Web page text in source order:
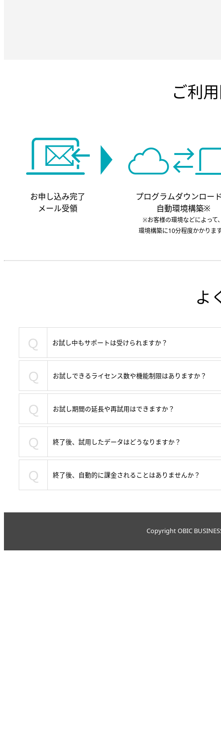
ご利
お申し込み完了
メール受領
プログラムダウンロー
自動環境構築※
※お客様の環境などによって
環境構築に10分程度かかりま
よ
Ｑ お試し中もサポートは受けられますか？
Ｑ お試しできるライセンス数や機能制限はありますか？
Ｑ お試し期間の延長や再試用はできますか？
Ｑ 終了後、試用したデータはどうなりますか？
Ｑ 終了後、自動的に課金されることはありませんか？
Copyright OBIC